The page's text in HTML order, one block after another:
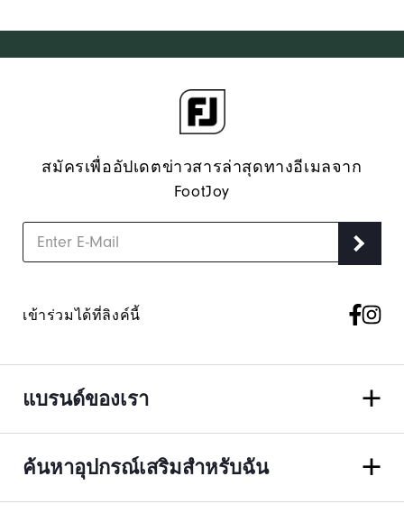
สมัครเพื่ออัปเดตข่าวสารล่าสุดทางอีเมลจาก
FootJoy
เข้าร่วมได้ที่ลิงค์นี้
แบรนด์ของเรา
ค้นหาอุปกรณ์เสริมสำหรับฉัน